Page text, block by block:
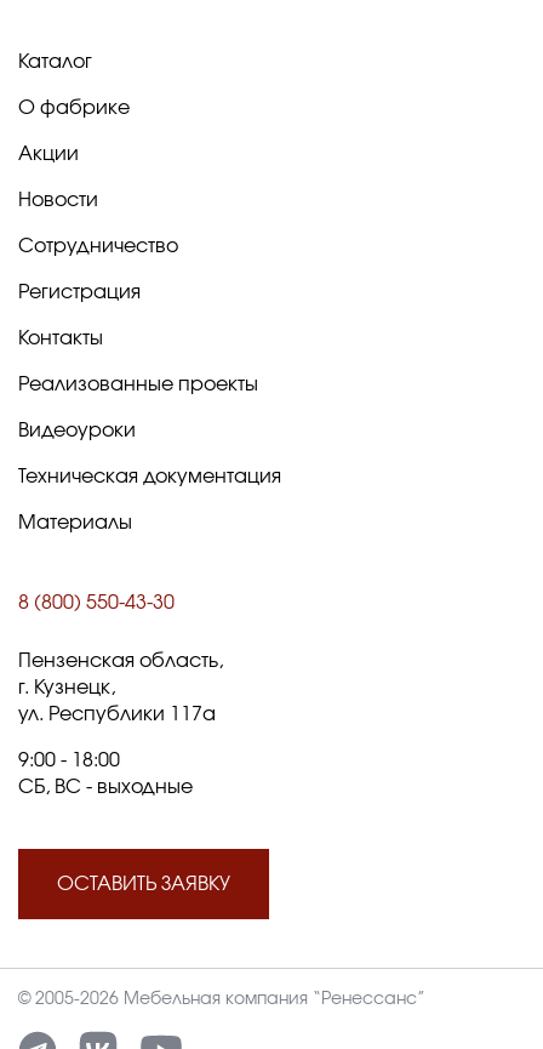
Каталог
О фабрике
Акции
Новости
Сотрудничество
Регистрация
Контакты
Реализованные проекты
Видеоуроки
Техническая документация
Материалы
8 (800) 550-43-30
Пензенская область,
г. Кузнецк,
ул. Республики 117а
9:00 - 18:00
СБ, ВС - выходные
ОСТАВИТЬ ЗАЯВКУ
© 2005-2026 Мебельная компания “Ренессанс”